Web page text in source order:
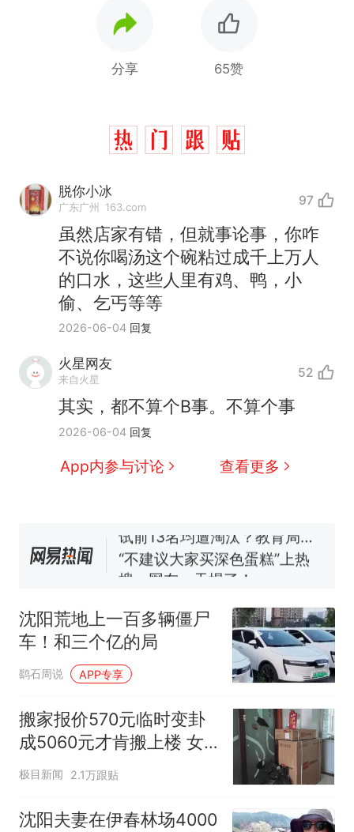
分享 65赞
脱你小冰
广东广州 163.com 97
虽然店家有错，但就事论事，你咋
不说你喝汤这个碗粘过成千上万人
的口水，这些人里有鸡、鸭，小
偷、乞丐等等
2026-06-04 回复
火星网友
来自火星 52
其实，都不算个B事。不算个事
2026-06-04 回复
App内参与讨论 查看更多
热 那个在床头放菜刀的女孩，
搬家报价570元，搬到楼下
交5060元才肯搬上楼！女子傻
眼了……
十多万人报名的考试，成绩全
部作废，公平么？
空调24小时开着反而更省电？
已叫停招聘，成立调查组全面
核查
“不建议大家买深色蛋糕”上热
搜，网友：天塌了！
因老师一句“跟我回家”改写了
人生
沈阳荒地上一百多辆僵尸
车！和三个亿的局
鹞石周说 APP专享
搬家报价570元临时变卦
成5060元才肯搬上楼 女
子傻眼
极目新闻 2.1万跟贴
沈阳夫妻在伊春林场4000